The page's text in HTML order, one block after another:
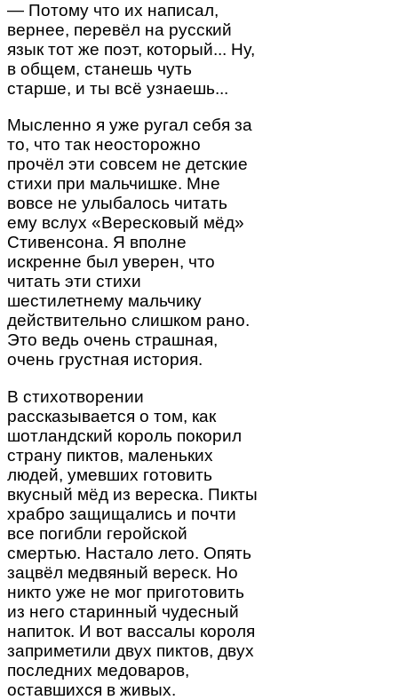
— Потому что их написал,
вернее, перевёл на русский
язык тот же поэт, который... Ну,
в общем, станешь чуть
старше, и ты всё узнаешь...
Мысленно я уже ругал себя за
то, что так неосторожно
прочёл эти совсем не детские
стихи при мальчишке. Мне
вовсе не улыбалось читать
ему вслух «Вересковый мёд»
Стивенсона. Я вполне
искренне был уверен, что
читать эти стихи
шестилетнему мальчику
действительно слишком рано.
Это ведь очень страшная,
очень грустная история.
В стихотворении
рассказывается о том, как
шотландский король покорил
страну пиктов, маленьких
людей, умевших готовить
вкусный мёд из вереска. Пикты
храбро защищались и почти
все погибли геройской
смертью. Настало лето. Опять
зацвёл медвяный вереск. Но
никто уже не мог приготовить
из него старинный чудесный
напиток. И вот вассалы короля
заприметили двух пиктов, двух
последних медоваров,
оставшихся в живых.